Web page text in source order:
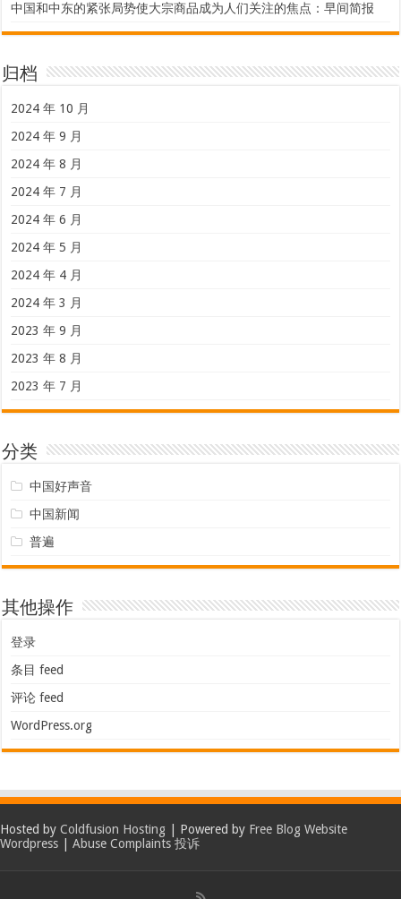
中国和中东的紧张局势使大宗商品成为人们关注的焦点：早间简报
归档
2024 年 10 月
2024 年 9 月
2024 年 8 月
2024 年 7 月
2024 年 6 月
2024 年 5 月
2024 年 4 月
2024 年 3 月
2023 年 9 月
2023 年 8 月
2023 年 7 月
分类
中国好声音
中国新闻
普遍
其他操作
登录
条目 feed
评论 feed
WordPress.org
Hosted by Coldfusion Hosting | Powered by Free Blog Website
Wordpress
Abuse Complaints 投诉